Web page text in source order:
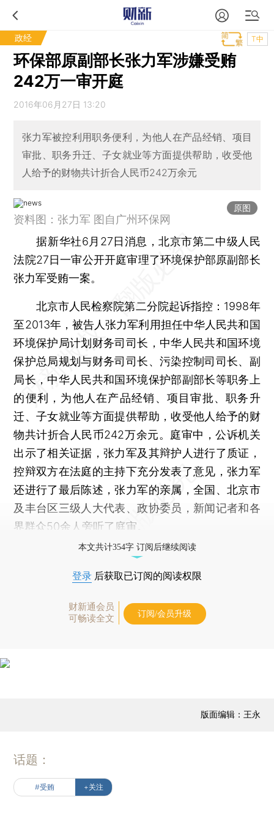
政经 T中
环保部原副部长张力军涉嫌受贿
242万一审开庭
2016年06月27日 13:20
张力军被控利用职务便利，为他人在产品经销、项目
审批、职务升迁、子女就业等方面提供帮助，收受他
人给予的财物共计折合人民币242万余元
原图
资料图：张力军 图自广州环保网
据新华社6月27日消息，北京市第二中级人民
法院27日一审公开开庭审理了环境保护部原副部长
张力军受贿一案。
北京市人民检察院第二分院起诉指控：1998年
至2013年，被告人张力军利用担任中华人民共和国
环境保护局计划财务司司长，中华人民共和国环境
保护总局规划与财务司司长、污染控制司司长、副
局长，中华人民共和国环境保护部副部长等职务上
的便利，为他人在产品经销、项目审批、职务升
迁、子女就业等方面提供帮助，收受他人给予的财
物共计折合人民币242万余元。庭审中，公诉机关
出示了相关证据，张力军及其辩护人进行了质证，
控辩双方在法庭的主持下充分发表了意见，张力军
还进行了最后陈述，张力军的亲属，全国、北京市
及丰台区三级人大代表、政协委员，新闻记者和各
界群众50余人旁听了庭审。
本文共计354字 订阅后继续阅读
登录 后获取已订阅的阅读权限
财新通会员
可畅读全文
订阅/会员升级
版面编辑：王永
话题：
#受贿 +关注